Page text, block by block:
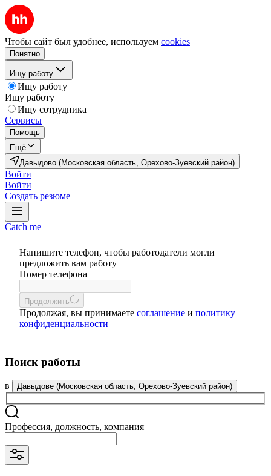
Чтобы сайт был удобнее, используем cookies
Понятно
Ищу работу
Ищу работу
Ищу работу
Ищу сотрудника
Сервисы
Помощь
Ещё
Давыдово (Московская область, Орехово-Зуевский район)
Войти
Войти
Создать резюме
Catch me
Напишите телефон, чтобы работодатели могли
предложить вам работу
Номер телефона
Продолжить
Продолжая, вы принимаете соглашение и политику
конфиденциальности
Поиск работы
в Давыдове (Московская область, Орехово-Зуевский район)
Профессия, должность, компания